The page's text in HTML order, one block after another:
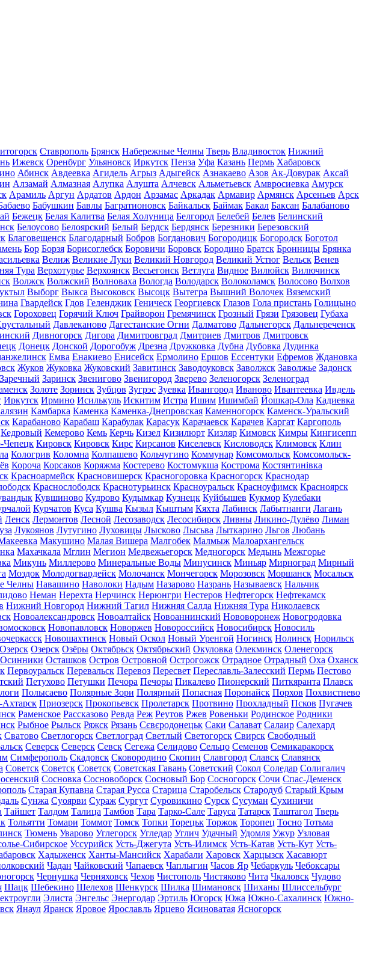
Ставрополь Брянск Набережные Челны Тверь Владивосток Нижний
Ижевск Оренбург Ульяновск Иркутск Пенза Уфа Казань Пермь Хабаровск
Абинск Авдеевка Агидель Агрыз Адыгейск Азнакаево Азов Ак-Довурак Аксай
Алзамай Алмазная Алупка Алушта Алчевск Альметьевск Амвросиевка Амурск
Арамиль Аргун Ардатов Ардон Арзамас Аркадак Армавир Армянск Арсеньев Арск
Бабушкин Бавлы Багратионовск Байкальск Баймак Бакал Баксан Балабаново
Бежецк Белая Калитва Белая Холуница Белгород Белебей Белев Белинский
Белоусово Белоярский Белый Бердск Бердянск Березники Березовский
Благовещенск Благодарный Бобров Богданович Богородицк Богородск Боготол
Бор Борзя Борисоглебск Боровичи Боровск Бородино Братск Бронницы Брянка
Велиж Великие Луки Великий Новгород Великий Устюг Вельск Венев
Тура Верхотурье Верхоянск Весьегонск Ветлуга Видное Вилюйск Вилючинск
Волжск Волжский Волноваха Вологда Володарск Волоколамск Волосово Волхов
Выборг Выкса Высоковск Высоцк Вытегра Вышний Волочек Вяземский
Гвардейск Гдов Геленджик Геническ Георгиевск Глазов Гола пристань Голицыно
Гороховец Горячий Ключ Грайворон Гремячинск Грозный Грязи Грязовец Губаха
Давлеканово Дагестанские Огни Далматово Дальнегорск Дальнереченск
Дивногорск Дигора Димитровград Дмитриев Дмитров Дмитровск
Донецк Донской Дорогобуж Дрезна Дружковка Дубна Дубовка Дудинка
Емва Енакиево Енисейск Ермолино Ершов Ессентуки Ефремов Ждановка
Жуков Жуковка Жуковский Завитинск Заводоуковск Заволжск Заволжье Задонск
Заречный Заринск Звенигово Звенигород Зверево Зеленогорск Зеленоград
Золоте Зоринск Зубцов Зугрэс Зуевка Ивангород Иваново Ивантеевка Ивдель
Иркутск Ирмино Исилькуль Искитим Истра Ишим Ишимбай Йошкар-Ола Кадиевка
Камбарка Каменка Каменка-Днепровская Каменногорск Каменск-Уральский
Карабаново Карабаш Карабулак Карасук Карачаевск Карачев Каргат Каргополь
Кедровый Кемерово Кемь Керчь Кизел Кизилюрт Кизляр Кимовск Кимры Кингисепп
Чепецк Кировск Кировск Кирс Кирсанов Киселевск Кисловодск Климовск Клин
Кологрив Коломна Колпашево Кольчугино Коммунар Комсомольск Комсомольск-
Короча Корсаков Коряжма Костерево Костомукша Кострома Костянтинівка
Красноармейск Красновишерск Красногоровка Красногорск Краснодар
Краснослободск Краснотурьинск Красноуральск Красноуфимск Красноярск
Кувшиново Кудрово Кудымкар Кузнецк Куйбышев Кукмор Кулебаки
Курчатов Куса Кушва Кызыл Кыштым Кяхта Лабинск Лабытнанги Лагань
Ленск Лермонтов Лесной Лесозаводск Лесосибирск Ливны Ликино-Дулёво Лиман
Лукоянов Лутугино Луховицы Лысково Лысьва Лыткарино Льгов Любань
Макушино Малая Вишера Малгобек Малмыж Малоархангельск
Махачкала Мглин Мегион Медвежьегорск Медногорск Медынь Межгорье
Микунь Миллерово Минеральные Воды Минусинск Миньяр Мирноград Мирный
Моздок Молодогвардейск Молочанск Мончегорск Морозовск Моршанск Мосальск
Челны Навашино Наволоки Надым Назарово Назрань Называевск Нальчик
Неман Нерехта Нерчинск Нерюнгри Нестеров Нефтегорск Нефтекамск
Нижний Новгород Нижний Тагил Нижняя Салда Нижняя Тура Николаевск
Новоалександровск Новоалтайск Новоаннинский Нововоронеж Новогродовка
Новопавловск Новоржев Новороссийск Новосибирск Новосиль
Новошахтинск Новый Оскол Новый Уренгой Ногинск Нолинск Норильск
Озерск Озерск Озёры Октябрьск Октябрьский Окуловка Олекминск Оленегорск
Осинники Осташков Остров Островной Острогожск Отрадное Отрадный Оха Оханск
Первоуральск Перевальск Перевоз Пересвет Переславль-Залесский Пермь Пестово
Петухово Петушки Печора Печоры Пикалево Пионерский Питкяранта Плавск
Полысаево Полярные Зори Полярный Попасная Поронайск Порхов Похвистнево
Приозерск Прокопьевск Пролетарск Протвино Прохладный Псков Пугачев
Раменское Рассказово Ревда Реж Реутов Ржев Ровеньки Родинское Родники
Рыбное Рыльск Ряжск Рязань Сєвєродонецьк Саки Салават Салаир Салехард
Сватово Светлогорск Светлоград Светлый Светогорск Свирск Свободный
Северск Северск Севск Сегежа Селидово Сельцо Семенов Семикаракорск
Симферополь Скадовск Сковородино Скопин Славгород Славск Славянск
Советск Советск Советск Советская Гавань Советский Сокол Соледар Солигалич
Сосновка Сосновоборск Сосновый Бор Сосногорск Сочи Спас-Деменск
Старая Купавна Старая Русса Старица Старобельск Стародуб Старый Крым
Сунжа Суоярви Сураж Сургут Суровикино Сурск Сусуман Сухиничи
Тайшет Талдом Талица Тамбов Тара Тарко-Сале Таруса Татарск Таштагол Тверь
Тольятти Томари Томмот Томск Топки Торецьк Торжок Торопец Тосно Тотьма
Тюмень Уварово Углегорск Угледар Углич Удачный Удомля Ужур Узловая
Сибирское Уссурийск Усть-Джегута Усть-Илимск Усть-Катав Усть-Кут Усть-
Хадыженск Ханты-Мансийск Харабали Харовск Харцызск Хасавюрт
Чадан Чайковский Чапаевск Чаплыгин Часов Яр Чебаркуль Чебоксары
Чернушка Черняховск Чехов Чистополь Чистяково Чита Чкаловск Чудово
Шацк Шебекино Шелехов Шенкурск Шилка Шимановск Шиханы Шлиссельбург
Элиста Энгельс Энергодар Эртиль Югорск Южа Южно-Сахалинск Южно-
Янаул Яранск Яровое Ярославль Ярцево Ясиноватая Ясногорск